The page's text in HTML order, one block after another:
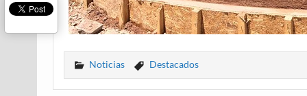
Noticias Destacados